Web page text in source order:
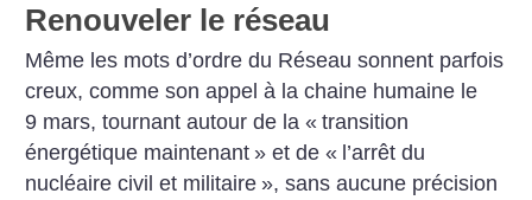
Renouveler le réseau
Même les mots d’ordre du Réseau sonnent parfois
creux, comme son appel à la chaine humaine le
9 mars, tournant autour de la « transition
énergétique maintenant » et de « l’arrêt du
nucléaire civil et militaire », sans aucune précision